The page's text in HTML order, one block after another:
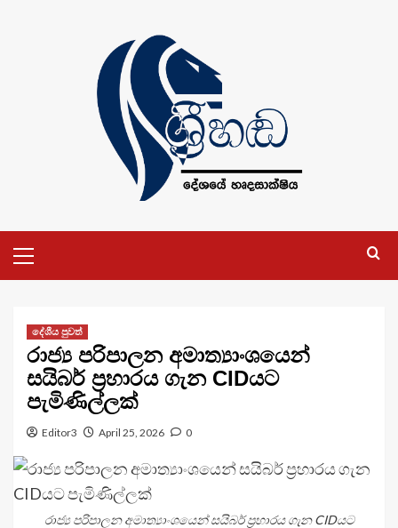
Menu
දේශීය පුවත්
රාජ්‍ය පරිපාලන අමාත්‍යාංශයෙන්
සයිබර් ප්‍රහාරය ගැන CIDයට
පැමිණිල්ලක්
Editor3 April 25, 2026 0
රාජ්‍ය පරිපාලන අමාත්‍යාංශයෙන් සයිබර් ප්‍රහාරය ගැන CIDයට